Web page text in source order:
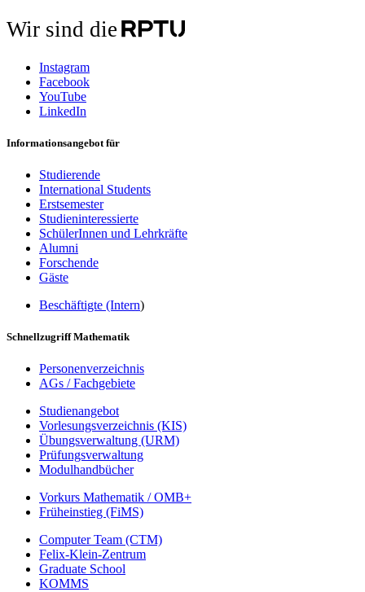
Wir sind die
Instagram
Facebook
YouTube
LinkedIn
Informationsangebot für
Studierende
International Students
Erstsemester
Studieninteressierte
SchülerInnen und Lehrkräfte
Alumni
Forschende
Gäste
Beschäftigte (Intern)
Schnellzugriff Mathematik
Personenverzeichnis
AGs / Fachgebiete
Studienangebot
Vorlesungsverzeichnis (KIS)
Übungsverwaltung (URM)
Prüfungsverwaltung
Modulhandbücher
Vorkurs Mathematik / OMB+
Früheinstieg (FiMS)
Computer Team (CTM)
Felix-Klein-Zentrum
Graduate School
KOMMS